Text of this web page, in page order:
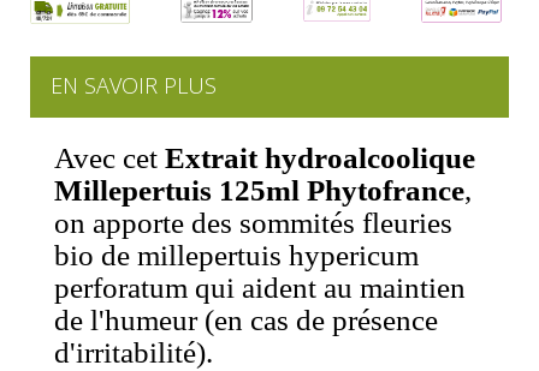
EN SAVOIR PLUS
Avec cet Extrait hydroalcoolique
Millepertuis 125ml Phytofrance,
on apporte des sommités fleuries
bio de millepertuis hypericum
perforatum qui aident au maintien
de l'humeur (en cas de présence
d'irritabilité).